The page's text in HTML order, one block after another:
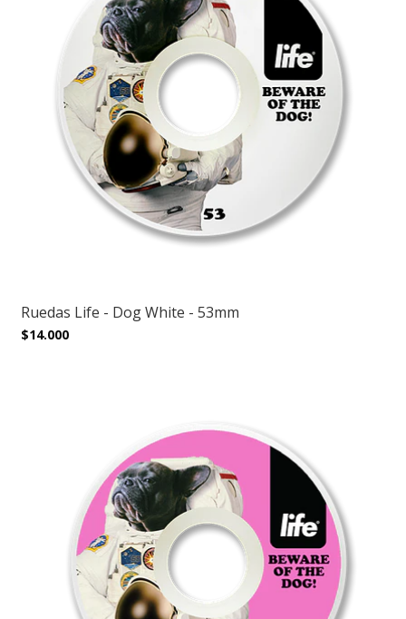
Ruedas Life - Dog White - 53mm
$14.000